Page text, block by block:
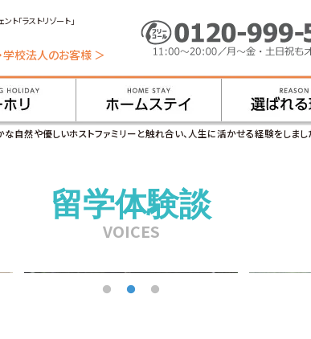
「ラストリゾート」
学校法人のお客様 ＞
な自然や優しいホストファミリーと触れ合い、人生に活かせる経験をしまし
留学体験談
VOICES